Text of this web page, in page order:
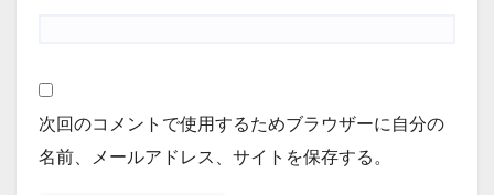
次回のコメントで使用するためブラウザーに自分の
名前、メールアドレス、サイトを保存する。